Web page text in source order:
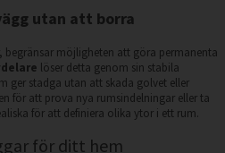
utan att borra
begränsar möjligheten att göra permanenta
löser detta genom sin stabila
ger stadga utan att skada golvet eller
för att prova nya rumsindelningar eller ta
för att definiera olika ytor i ett rum.
för ditt hem